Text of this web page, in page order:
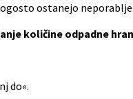
ostanejo
količine odpadne
do«.